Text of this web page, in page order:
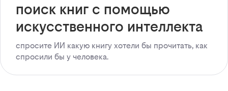
поиск книг с помощью
искусственного интеллекта
спросите ИИ какую книгу хотели бы прочитать, как
спросили бы у человека.